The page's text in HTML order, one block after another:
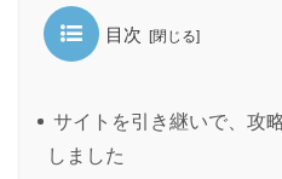
目次
サイトを引き継いで、攻
しました